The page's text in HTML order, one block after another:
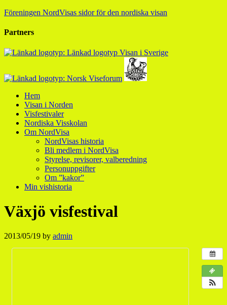
Föreningen NordVisas sidor för den nordiska visan
Partners
Hem
Visan i Norden
Visfestivaler
Nordiska Visskolan
Om NordVisa
NordVisas historia
Bli medlem i NordVisa
Styrelse, revisorer, valberedning
Personuppgifter
Om ”kakor”
Min vishistoria
Växjö visfestival
2013/05/19 by admin